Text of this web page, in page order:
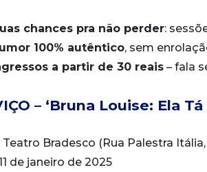
chances pra não perder:
100% autêntico, sem
a partir de 30 reais – fala
– ‘Bruna Louise: Ela
Teatro Bradesco (Rua Palestra
de janeiro de 2025